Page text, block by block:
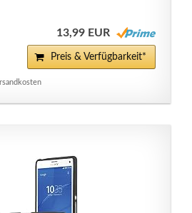
13,99 EUR
Preis & Verfügbarkeit*